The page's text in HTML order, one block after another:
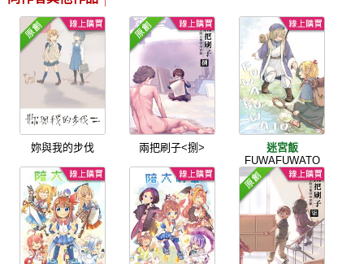
妳與我的步伐 兩把刷子<捌>
迷宮飯
FUWAFUWATO